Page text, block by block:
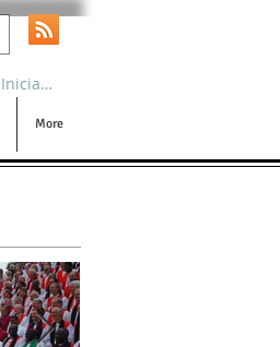
More
Iniciar sesión